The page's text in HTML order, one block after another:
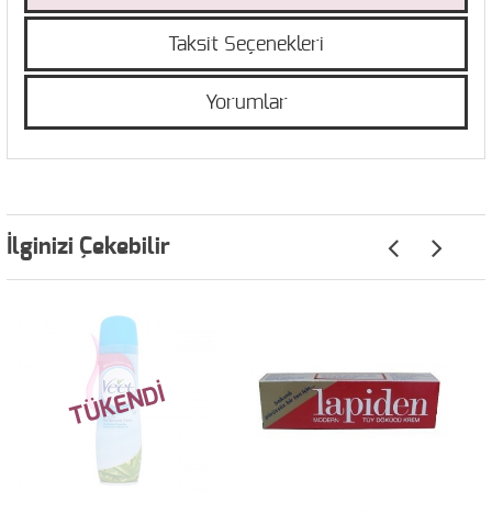
Taksit Seçenekleri
Yorumlar
İlginizi Çekebilir
TÜKENDİ